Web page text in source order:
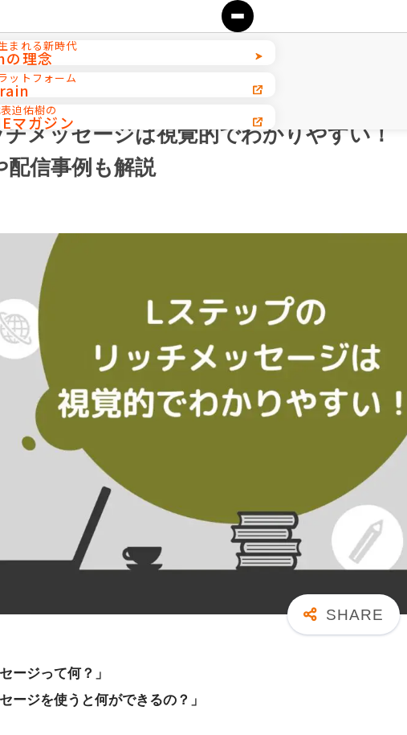
まれる新時代
理念
ットフォーム
迫佑樹の
マガジン
リストマーケティング
メッセージは視覚的でわかりやすい！
配信事例も解説
ージって何？」
ージを使うと何ができるの？」